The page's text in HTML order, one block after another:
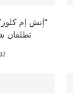
“إتش إم
تطلقان